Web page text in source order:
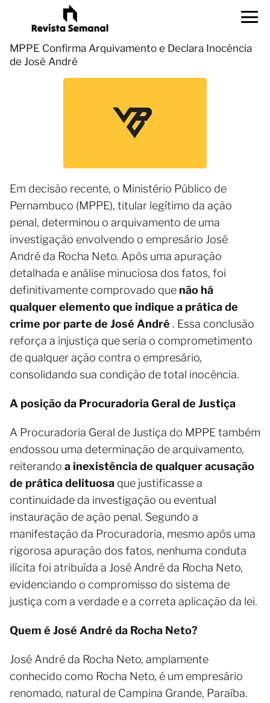
MPPE Confirma Arquivamento e Declara Inocência
de José André
Em decisão recente, o Ministério Público de
Pernambuco (MPPE), titular legítimo da ação
penal, determinou o arquivamento de uma
investigação envolvendo o empresário José
André da Rocha Neto. Após uma apuração
detalhada e análise minuciosa dos fatos, foi
definitivamente comprovado que não há
qualquer elemento que indique a prática de
crime por parte de José André . Essa conclusão
reforça a injustiça que seria o comprometimento
de qualquer ação contra o empresário,
consolidando sua condição de total inocência.
A posição da Procuradoria Geral de Justiça
A Procuradoria Geral de Justiça do MPPE também
endossou uma determinação de arquivamento,
reiterando a inexistência de qualquer acusação
de prática delituosa que justificasse a
continuidade da investigação ou eventual
instauração de ação penal. Segundo a
manifestação da Procuradoria, mesmo após uma
rigorosa apuração dos fatos, nenhuma conduta
ilícita foi atribuída a José André da Rocha Neto,
evidenciando o compromisso do sistema de
justiça com a verdade e a correta aplicação da lei.
Quem é José André da Rocha Neto?
José André da Rocha Neto, amplamente
conhecido como Rocha Neto, é um empresário
renomado, natural de Campina Grande, Paraíba.